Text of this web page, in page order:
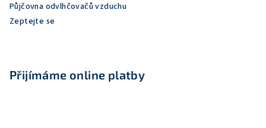
Půjčovna odvlhčovačů vzduchu
Zeptejte se
Přijímáme online platby